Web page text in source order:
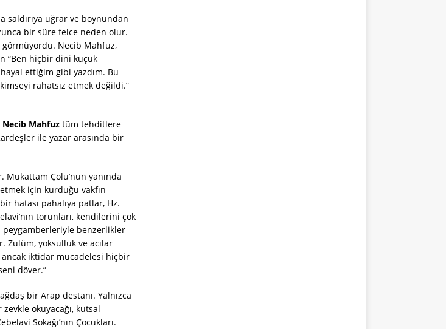
saldırıya uğrar ve boynundan
bir süre felce neden olur.
görmüyordu. Necib Mahfuz,
“Ben hiçbir dini küçük
ettiğim gibi yazdım. Bu
rahatsız etmek değildi.”
Necib Mahfuz tüm tehditlere
ile yazar arasında bir
Mukattam Çölü’nün yanında
için kurduğu vakfın
hatası pahalıya patlar, Hz.
torunları, kendilerini çok
peygamberleriyle benzerlikler
Zulüm, yoksulluk ve acılar
iktidar mücadelesi hiçbir
döver.”
bir Arap destanı. Yalnızca
okuyacağı, kutsal
Sokağı’nın Çocukları.